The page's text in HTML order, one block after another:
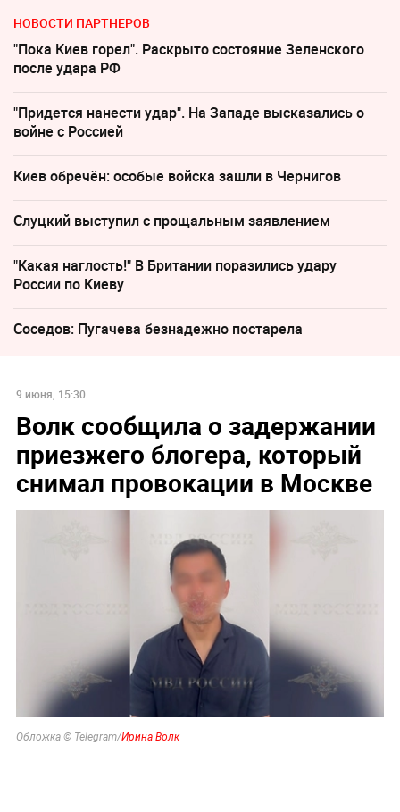
НОВОСТИ ПАРТНЕРОВ
"Пока Киев горел". Раскрыто состояние Зеленского
после удара РФ
"Придется нанести удар". На Западе высказались о
войне с Россией
Киев обречён: особые войска зашли в Чернигов
Слуцкий выступил с прощальным заявлением
"Какая наглость!" В Британии поразились удару
России по Киеву
Соседов: Пугачева безнадежно постарела
9 июня, 15:30
Волк сообщила о задержании
приезжего блогера, который
снимал провокации в Москве
Обложка © Telegram/Ирина Волк